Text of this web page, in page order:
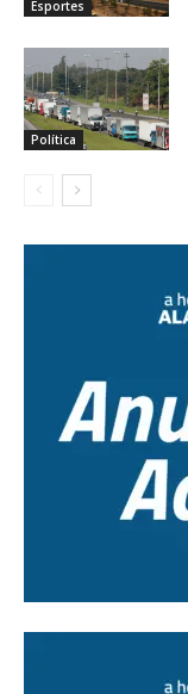
Esportes
Política